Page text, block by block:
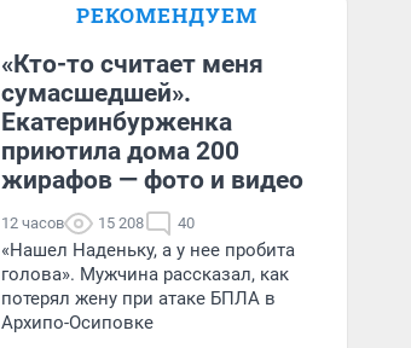
Антон Селиверстов
РЕКОМЕНДУЕМ
«Кто-то считает меня
сумасшедшей».
Екатеринбурженка
приютила дома 200
жирафов — фото и видео
12 часов 15 208 40
«Нашел Наденьку, а у нее пробита
голова». Мужчина рассказал, как
потерял жену при атаке БПЛА в
Архипо-Осиповке